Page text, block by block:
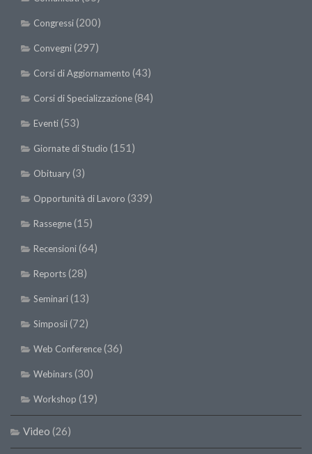
Congressi(200)
Convegni(297)
Corsi di Aggiornamento (43)
Corsi di Specializzazione(84)
Eventi(53)
Giornate di Studio (151)
Obituary(3)
Opportunità di Lavoro (339)
Rassegne(15)
Recensioni(64)
Reports(28)
Seminari(13)
Simposii(72)
Web Conference(36)
Webinars(30)
Workshop (19)
Video (26)